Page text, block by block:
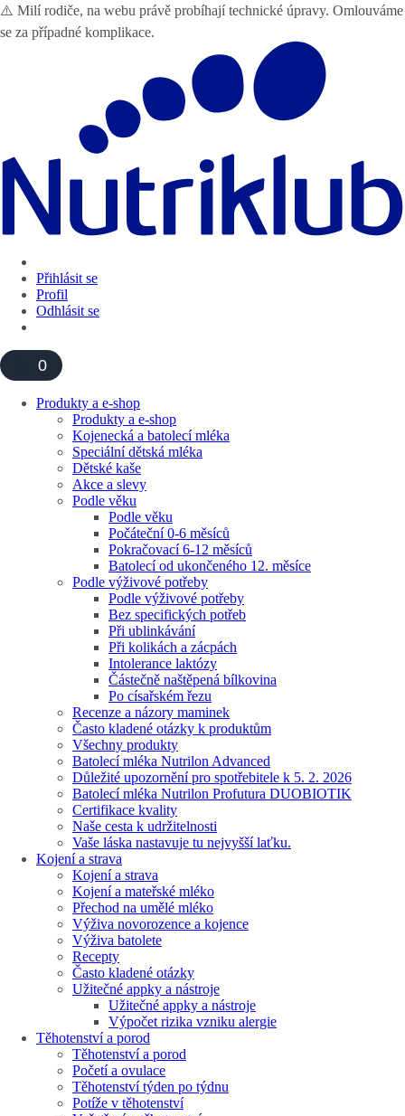
⚠️ Milí rodiče, na webu právě probíhají technické úpravy. Omlouváme
se za případné komplikace.
Přihlásit se
Profil
Odhlásit se
0
Produkty a e-shop
Produkty a e-shop
Kojenecká a batolecí mléka
Speciální dětská mléka
Dětské kaše
Akce a slevy
Podle věku
Podle věku
Počáteční 0-6 měsíců
Pokračovací 6-12 měsíců
Batolecí od ukončeného 12. měsíce
Podle výživové potřeby
Podle výživové potřeby
Bez specifických potřeb
Při ublinkávání
Při kolikách a zácpách
Intolerance laktózy
Částečně naštěpená bílkovina
Po císařském řezu
Recenze a názory maminek
Často kladené otázky k produktům
Všechny produkty
Batolecí mléka Nutrilon Advanced
Důležité upozornění pro spotřebitele k 5. 2. 2026
Batolecí mléka Nutrilon Profutura DUOBIOTIK
Certifikace kvality
Naše cesta k udržitelnosti
Vaše láska nastavuje tu nejvyšší laťku.
Kojení a strava
Kojení a strava
Kojení a mateřské mléko
Přechod na umělé mléko
Výživa novorozence a kojence
Výživa batolete
Recepty
Často kladené otázky
Užitečné appky a nástroje
Užitečné appky a nástroje
Výpočet rizika vzniku alergie
Těhotenství a porod
Těhotenství a porod
Početí a ovulace
Těhotenství týden po týdnu
Potíže v těhotenství